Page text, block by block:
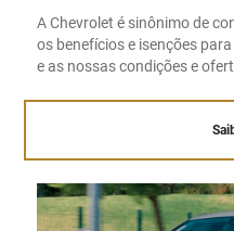
A Chevrolet é sinônimo de
os benefícios e isenções
e as nossas condições e